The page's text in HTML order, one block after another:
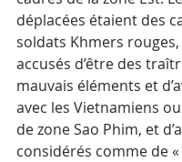
déplacées étaient des
soldats Khmers
accusés d’être des
mauvais éléments et
avec les Vietnamiens
de zone Sao Phim, et
considérés comme de «